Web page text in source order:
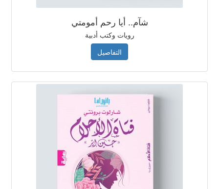
شآم.. أيا رحم أمومتي
رويات وكتب أدبية
التفاصيل